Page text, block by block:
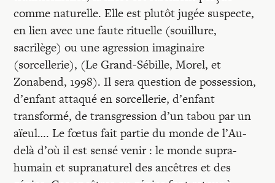
comme naturelle. Elle est plutôt jugée suspecte,
en lien avec une faute rituelle (souillure,
sacrilège) ou une agression imaginaire
(sorcellerie), (Le Grand-Sébille, Morel, et
Zonabend, 1998). Il sera question de possession,
d’enfant attaqué en sorcellerie, d’enfant
transformé, de transgression d’un tabou par un
aïeul…. Le fœtus fait partie du monde de l’Au-
delà d’où il est sensé venir : le monde supra-
humain et supranaturel des ancêtres et des